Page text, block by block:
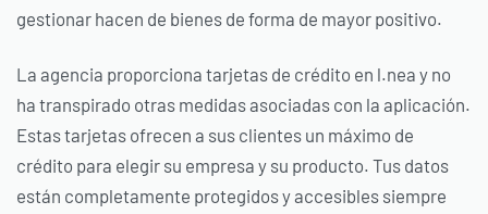
gestionar hacen de bienes de forma de mayor positivo.
La agencia proporciona tarjetas de crédito en l.nea y no
ha transpirado otras medidas asociadas con la aplicación.
Estas tarjetas ofrecen a sus clientes un máximo de
crédito para elegir su empresa y su producto. Tus datos
están completamente protegidos y accesibles siempre